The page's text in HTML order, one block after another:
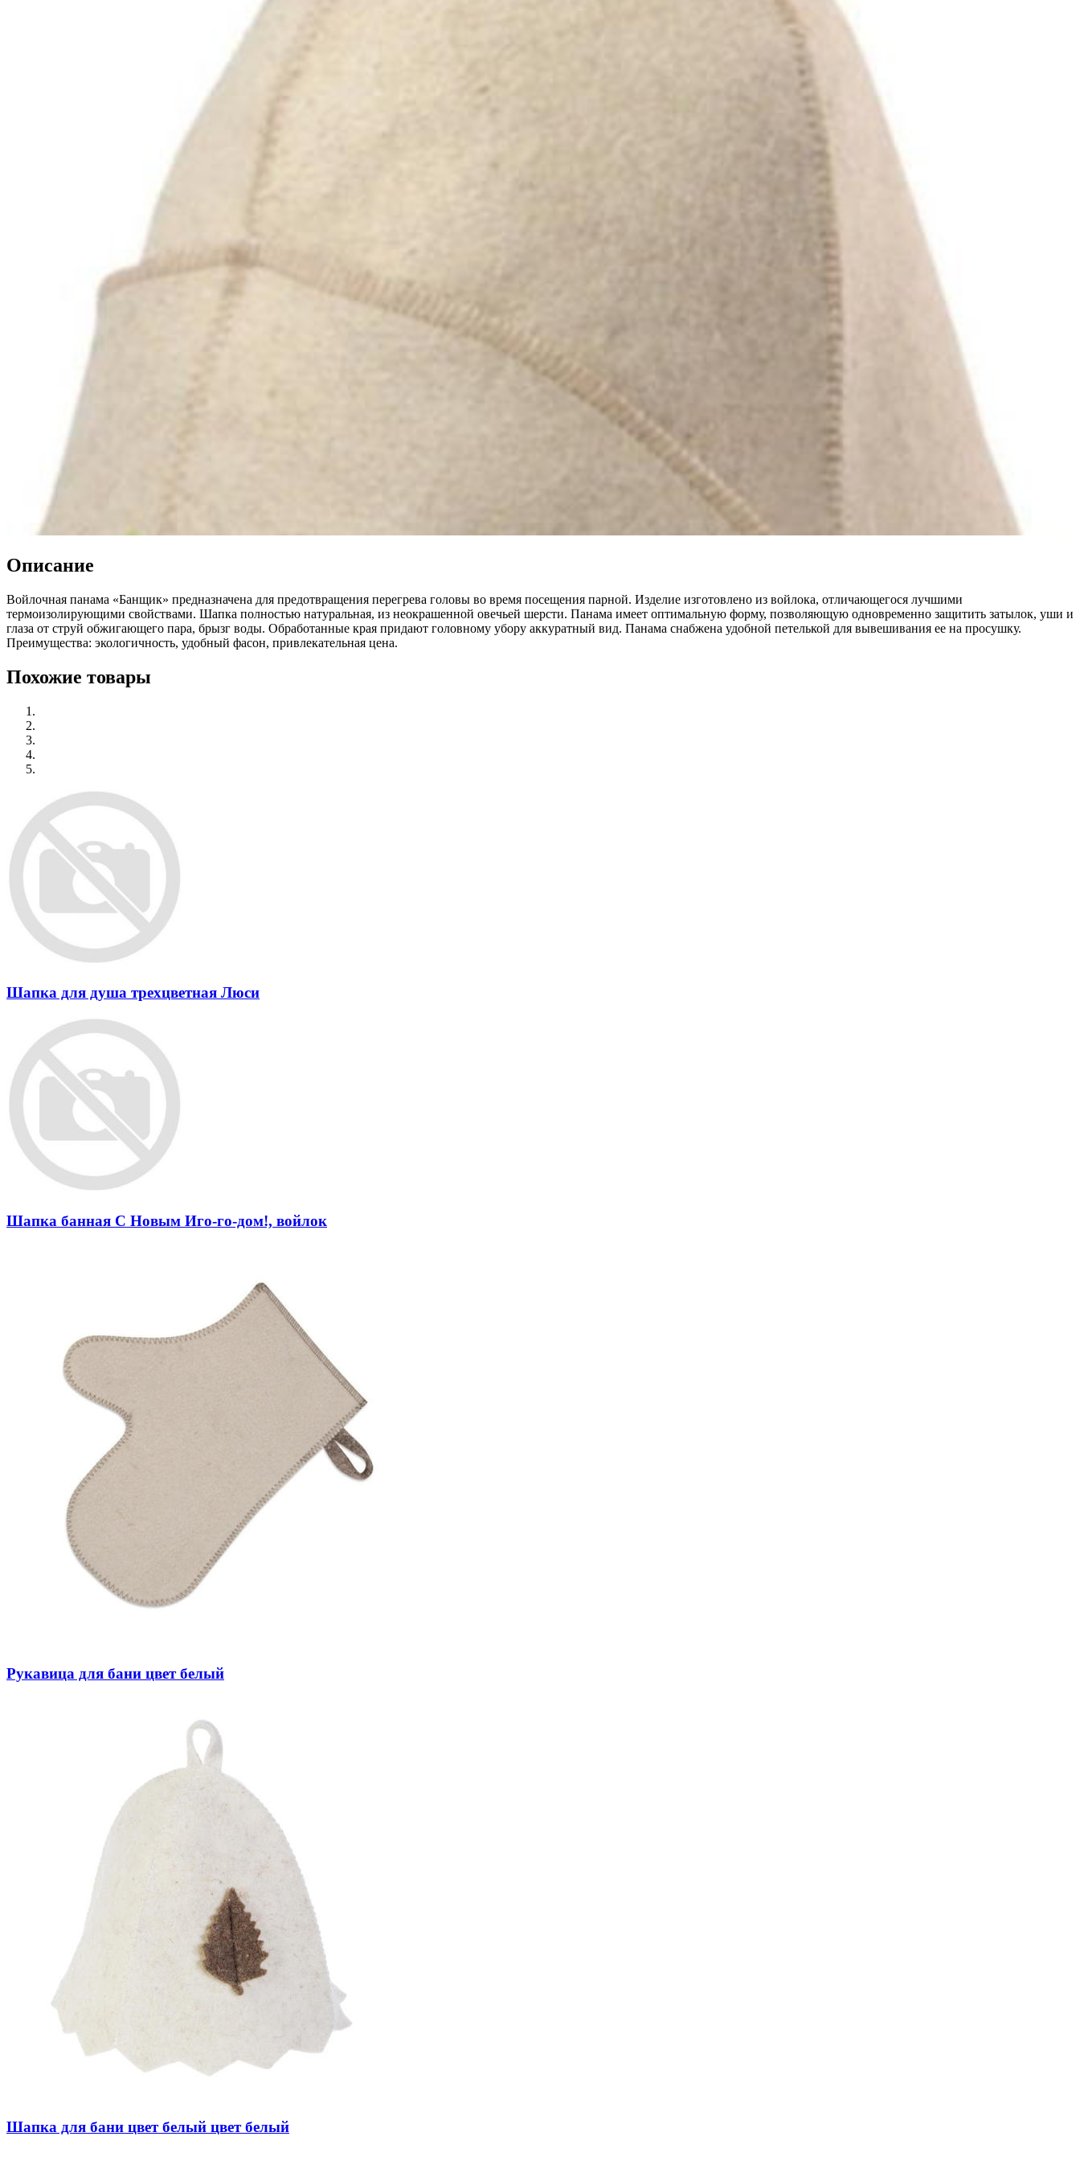
Описание
Войлочная панама «Банщик» предназначена для предотвращения перегрева головы во время посещения парной. Изделие изготовлено из войлока, отличающегося лучшими
термоизолирующими свойствами. Шапка полностью натуральная, из неокрашенной овечьей шерсти. Панама имеет оптимальную форму, позволяющую одновременно защитить затылок, уши и
глаза от струй обжигающего пара, брызг воды. Обработанные края придают головному убору аккуратный вид. Панама снабжена удобной петелькой для вывешивания ее на просушку.
Преимущества: экологичность, удобный фасон, привлекательная цена.
Похожие товары
Шапка для душа трехцветная Люси
Шапка банная С Новым Иго-го-дом!, войлок
Рукавица для бани цвет белый
Шапка для бани цвет белый цвет белый